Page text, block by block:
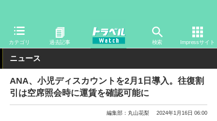
カテゴリ 過去記事 検索 Impressサイト
トラベル Watch 企業・政府・官庁 国内エアライン ANA
ニュース
ANA、小児ディスカウントを2月1日導入。往復割
引は空席照会時に運賃を確認可能に
編集部：丸山花梨 2024年1月16日 06:00